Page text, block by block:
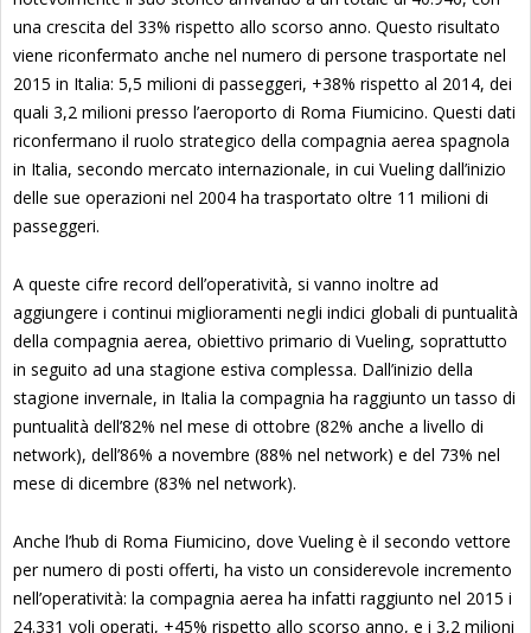
una crescita del 33% rispetto allo scorso anno. Questo risultato
viene riconfermato anche nel numero di persone trasportate nel
2015 in Italia: 5,5 milioni di passeggeri, +38% rispetto al 2014, dei
quali 3,2 milioni presso l’aeroporto di Roma Fiumicino. Questi dati
riconfermano il ruolo strategico della compagnia aerea spagnola
in Italia, secondo mercato internazionale, in cui Vueling dall’inizio
delle sue operazioni nel 2004 ha trasportato oltre 11 milioni di
passeggeri.
A queste cifre record dell’operatività, si vanno inoltre ad
aggiungere i continui miglioramenti negli indici globali di puntualità
della compagnia aerea, obiettivo primario di Vueling, soprattutto
in seguito ad una stagione estiva complessa. Dall’inizio della
stagione invernale, in Italia la compagnia ha raggiunto un tasso di
puntualità dell’82% nel mese di ottobre (82% anche a livello di
network), dell’86% a novembre (88% nel network) e del 73% nel
mese di dicembre (83% nel network).
Anche l’hub di Roma Fiumicino, dove Vueling è il secondo vettore
per numero di posti offerti, ha visto un considerevole incremento
nell’operatività: la compagnia aerea ha infatti raggiunto nel 2015 i
24.331 voli operati, +45% rispetto allo scorso anno, e i 3,2 milioni